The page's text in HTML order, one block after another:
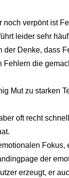
verpönt ist
leider sehr
Denke, dass
die
Mut zu starken
oft recht
der
erzeugt, er